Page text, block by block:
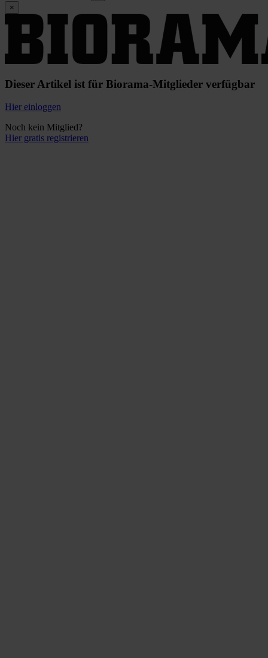
×
Dieser Artikel ist für Biorama-Mitglieder verfügbar
Hier einloggen
Noch kein Mitglied?
Hier gratis registrieren